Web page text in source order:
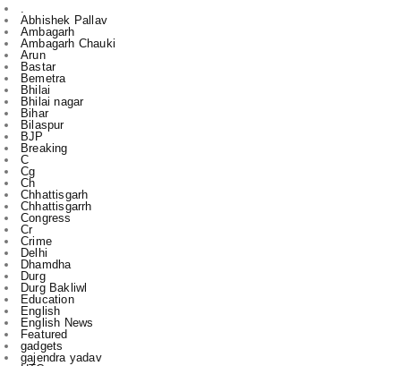
Bastar
Bemetra
Bhilai
Bhilai nagar
Bihar
Bilaspur
BJP
Breaking
C
Cg
Ch
Chhattisgarh
Chhattisgarrh
Congress
Cr
Crime
Delhi
Dhamdha
Durg
Durg Bakliwl
Education
English
English News
Featured
gadgets
gajendra yadav
HTC
Inda
Indai
Indi